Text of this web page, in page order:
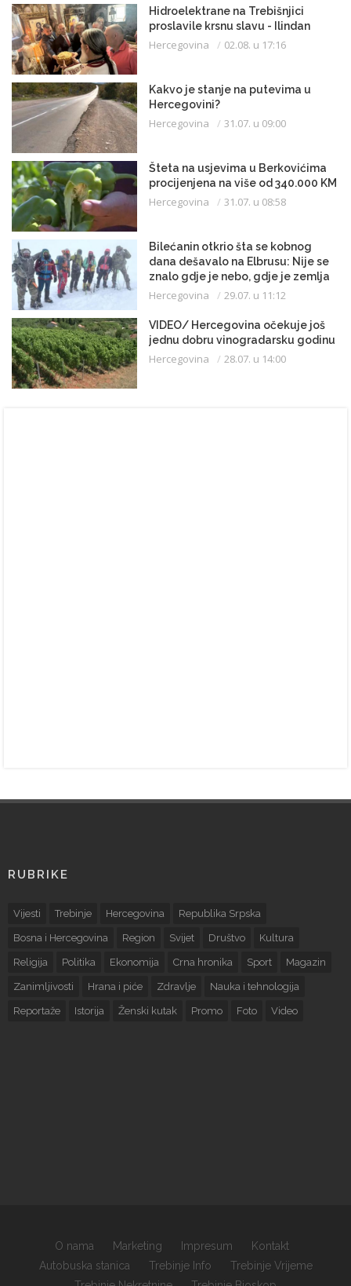
Hidroelektrane na Trebišnjici
proslavile krsnu slavu - Ilindan
Hercegovina 02.08. u 17:16
Kakvo je stanje na putevima u
Hercegovini?
Hercegovina 31.07. u 09:00
Šteta na usjevima u Berkovićima
procijenjena na više od 340.000 KM
Hercegovina 31.07. u 08:58
Bilećanin otkrio šta se kobnog
dana dešavalo na Elbrusu: Nije se
znalo gdje je nebo, gdje je zemlja
Hercegovina 29.07. u 11:12
VIDEO/ Hercegovina očekuje još
jednu dobru vinogradarsku godinu
Hercegovina 28.07. u 14:00
RUBRIKE
Vijesti Trebinje Hercegovina Republika Srpska
Bosna i Hercegovina Region Svijet Društvo Kultura
Religija Politika Ekonomija Crna hronika Sport Magazin
Zanimljivosti Hrana i piće Zdravlje Nauka i tehnologija
Reportaže Istorija Ženski kutak Promo Foto Video
O nama Marketing Impresum
Kontakt
Autobuska stanica
Trebinje Info
Trebinje Vrijeme